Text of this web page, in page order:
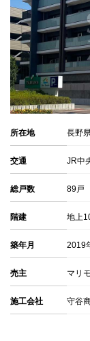
所在地 長野
交通 JR中
総戸数 89戸
階建 地上
築年月 2019
売主 マリモ
施工会社 守谷